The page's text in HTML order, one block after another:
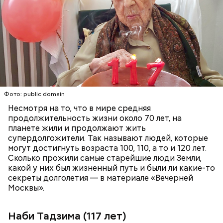
Фото: public domain
Несмотря на то, что в мире средняя
продолжительность жизни около 70 лет, на
планете жили и продолжают жить
супердолгожители. Так называют людей, которые
могут достигнуть возраста 100, 110, а то и 120 лет.
Сколько прожили самые старейшие люди Земли,
какой у них был жизненный путь и были ли какие-то
секреты долголетия — в материале «Вечерней
Москвы».
Наби Тадзима (117 лет)
Фото: public domain
тростника, а потом управляла магазином
коричневого сахара вместе с одним из
родственников, но в поле она продолжала
работать аж до 80 лет.
ПЕНСИОНЕРЫ
ПОЖИЛЫЕ ЛЮДИ
РЕКОРДЫ
22 ноября 1963 года мир потрясло известие об
убийстве 35-го президента США Джона Кеннеди.
Убийцей оказался 24-летний Ли Харви Освальд.
Вскоре его арестовали. 24 ноября его вели через
подвал полицейского управления в окружную
тюрьму. Перевод Освальда широко освещался в
СМИ в прямом эфире. В какой-то момент из толпы
вышел мужчина с оружием и выстрелил Освальду в
живот. Мужчину задержали, а Освальда отвезли в
Джек Руби. Он заявлял, что потерял голову после
Убийство политика Инэдзиро Асанумы
Фото: wikimedia.org